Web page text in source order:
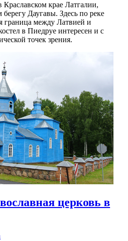
крае Латгалии,
Даугавы. Здесь по реке
граница между Латвией и
в Пиедруе интересен и с
точек зрения.
церковь в